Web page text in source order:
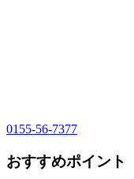
0155-56-7377
おすすめポイント